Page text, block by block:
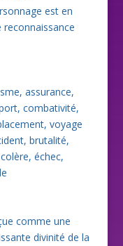
est en
assurance,
combativité,
voyage
brutalité,
échec,
comme une
divinité de la